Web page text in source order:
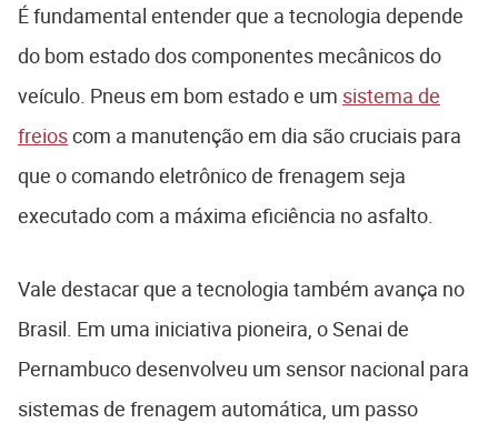
É fundamental entender que a tecnologia depende
do bom estado dos componentes mecânicos do
veículo. Pneus em bom estado e um sistema de
freioscom a manutenção em dia são cruciais para
que o comando eletrônico de frenagem seja
executado com a máxima eficiência no asfalto.
Vale destacar que a tecnologia também avança no
Brasil. Em uma iniciativa pioneira, o Senai de
Pernambuco desenvolveu um sensor nacional para
sistemas de frenagem automática, um passo